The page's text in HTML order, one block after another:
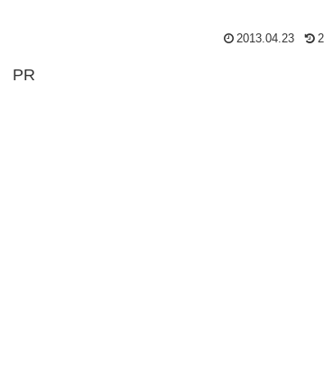
2013.04.23
PR